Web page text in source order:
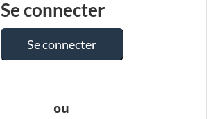
Se connecter
Se connecter
ou